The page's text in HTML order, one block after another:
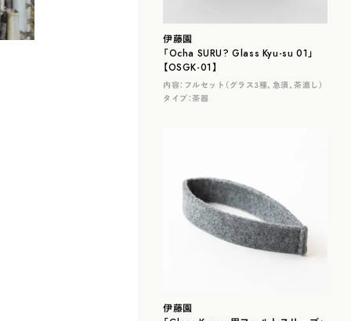
伊藤園
「Ocha SURU? Glass Kyu-su 01」
【OSGK-01】
内容： フルセット（グラス３種、急須、茶漉し）
タイプ：茶器
伊藤園